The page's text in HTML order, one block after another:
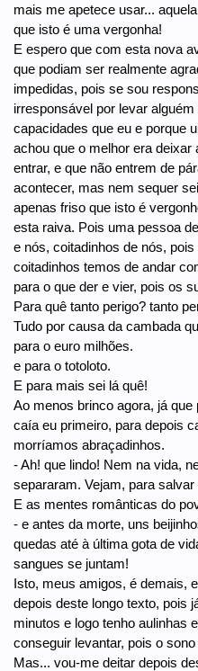
mais me apetece usar...
que isto é uma vergonha!
E espero que com esta nova
que podiam ser realmente
impedidas, pois se sou
irresponsável por levar
capacidades que eu e porque
achou que o melhor era
entrar, e que não entrem de
acontecer, mas nem sequer
apenas friso que isto é
esta raiva. Pois uma pessoa
e nós, coitadinhos de nós,
coitadinhos temos de andar
para o que der e vier, pois os
Para quê tanto perigo? tanto
Tudo por causa da cambada
para o euro milhões.
e para o totoloto.
E para mais sei lá quê!
Ao menos brinco agora, já
caía eu primeiro, para depois
morríamos abraçadinhos.
- Ah! que lindo! Nem na vida,
separaram. Vejam, para salvar
E as mentes românticas do
- e antes da morte, uns
quedas até à última gota de
sangues se juntam!
Isto, meus amigos, é demais,
depois deste longo texto, pois
minutos e logo tenho aulinhas
conseguir levantar, pois o
Mas... vou-me deitar depois